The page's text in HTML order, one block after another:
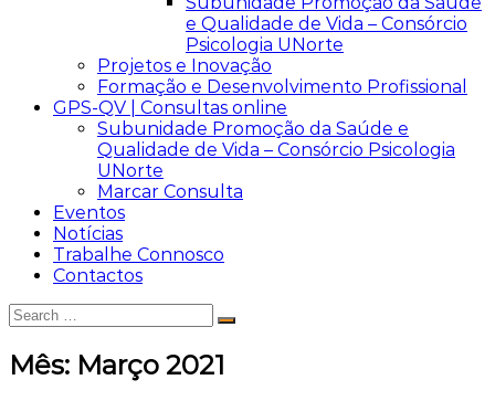
e Qualidade de Vida – Consórcio
Psicologia UNorte
Projetos e Inovação
Formação e Desenvolvimento Profissional
GPS-QV | Consultas online
Subunidade Promoção da Saúde e
Qualidade de Vida – Consórcio Psicologia
UNorte
Marcar Consulta
Eventos
Notícias
Trabalhe Connosco
Contactos
Search
for:
Search
Mês: Março 2021